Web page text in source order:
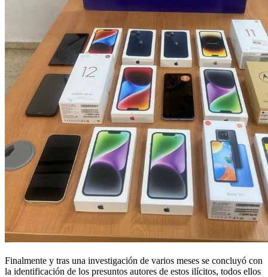
Finalmente y tras una investigación de varios meses se concluyó con
la identificación de los presuntos autores de estos ilícitos, todos ellos